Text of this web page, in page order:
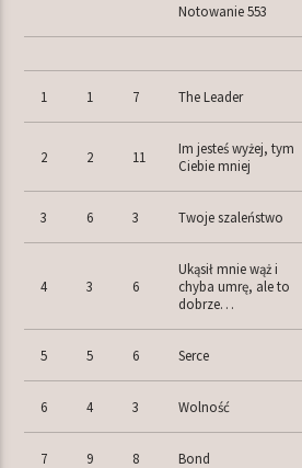
INDIE ORBIT WEEKEND
Radio Orbit
Notowanie 553
1 1 7 The Leader
2 2 11
Im jesteś wyżej, tym
Ciebie mniej
3 6 3 Twoje szaleństwo
4 3 6
Ukąsił mnie wąż i
chyba umrę, ale to
dobrze…
5 5 6 Serce
6 4 3 Wolność
7 9 8 Bond